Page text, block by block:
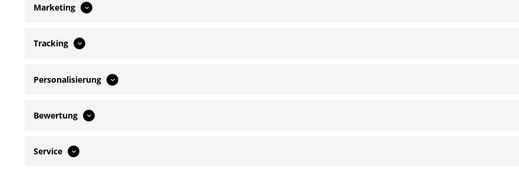
Telefonische Unterstützung und Beratung
+49172 4649072
Marketing
Tracking
Personalisierung
Bewertung
Service